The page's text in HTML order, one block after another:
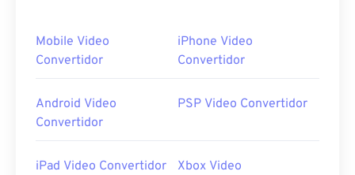
Mobile Video
Convertidor
iPhone Video
Convertidor
Android Video
Convertidor
PSP Video Convertidor
iPad Video Convertidor
Xbox Video